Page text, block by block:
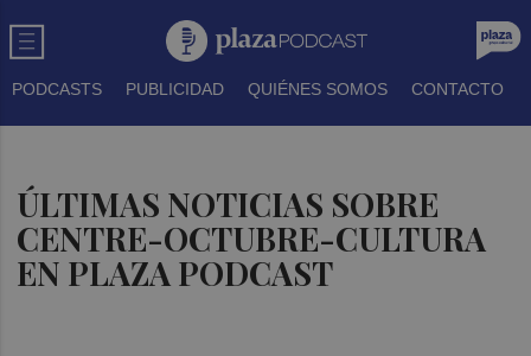
PODCASTS PUBLICIDAD QUIÉNES SOMOS CONTACTO
ÚLTIMAS NOTICIAS SOBRE
CENTRE-OCTUBRE-CULTURA
EN PLAZA PODCAST